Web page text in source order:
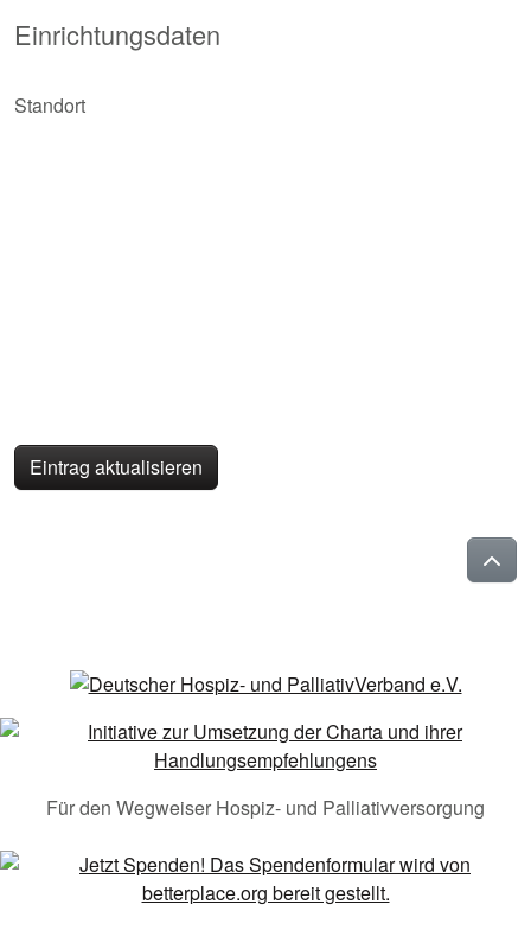
Einrichtungsdaten
Standort
Eintrag aktualisieren
Für den Wegweiser Hospiz- und Palliativversorgung